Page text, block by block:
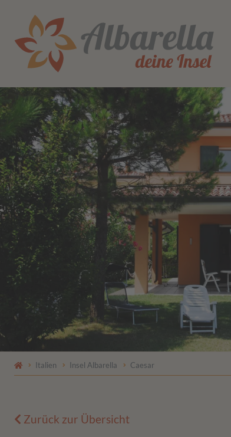
Italien Insel Albarella Caesar
Zurück zur Übersicht